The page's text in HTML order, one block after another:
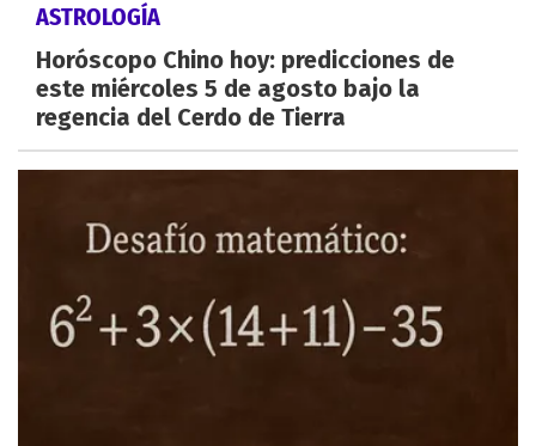
ASTROLOGÍA
Horóscopo Chino hoy: predicciones de
este miércoles 5 de agosto bajo la
regencia del Cerdo de Tierra